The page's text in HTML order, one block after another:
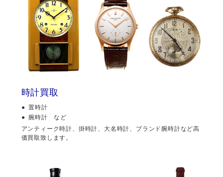
時計買取
置時計
腕時計 など
アンティーク時計、掛時計、大名時計、ブランド腕時計など高
価買取致します。